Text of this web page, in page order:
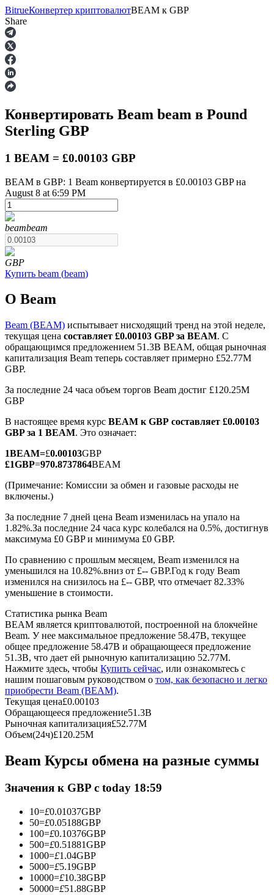
Фьючерсы
USDT-фьючерсы
обеспечения
Фьючерсы на COIN-M
Деривативы на акции, форекс, драгоценные металлы и
сырьевые товары
USDC фьючерсы
Фьючерсы с использованием USDC в качестве
Копирование торговли
Станьте копи-трейдером
BitrueКонвертер криптовалютBEAM к GBP
Share
Конвертировать Beam beam в Pound
Sterling GBP
1 BEAM = £0.00103 GBP
BEAM в GBP: 1 Beam конвертируется в £0.00103 GBP на
August 8 at 6:59 PM
beambeam
GBP
Купить beam (beam)
О Beam
Beam (BEAM) испытывает нисходящий тренд на этой неделе,
текущая цена составляет £0.00103 GBP за BEAM. С
обращающимся предложением 51.3B BEAM, общая рыночная
капитализация Beam теперь составляет примерно £52.77M
GBP.
За последние 24 часа объем торгов Beam достиг £120.25M
GBP
В настоящее время курс BEAM к GBP составляет £0.00103
GBP за 1 BEAM. Это означает:
1BEAM=£0.00103GBP
£1GBP=970.8737864BEAM
(Примечание: Комиссии за обмен и газовые расходы не
включены.)
За последние 7 дней цена Beam изменилась на упало на
1.82%.За последние 24 часа курс колебался на 0.5%, достигнув
максимума £0 GBP и минимума £0 GBP.
По сравнению с прошлым месяцем, Beam изменился на
уменьшился на 10.82%.вниз от £-- GBP.Год к году Beam
изменился на снизилось на £-- GBP, что отмечает 82.33%
уменьшение в стоимости.
Статистика рынка Beam
BEAM является криптовалютой, построенной на блокчейне
Beam. У нее максимальное предложение 58.47B, текущее
общее предложение 58.47B и обращающееся предложение
51.3B, что дает ей рыночную капитализацию 52.77M.
Нажмите здесь, чтобы Купить сейчас, или ознакомьтесь с
нашим пошаговым руководством о том, как безопасно и легко
приобрести Beam (BEAM).
Текущая цена£0.00103
Обращающееся предложение51.3B
Рыночная капитализация£52.77M
Объем(24ч)£120.25M
Beam Курсы обмена на разные суммы
Значения к GBP с today 18:59
10=£0.01037GBP
50=£0.05188GBP
100=£0.10376GBP
500=£0.51881GBP
1000=£1.04GBP
5000=£5.19GBP
10000=£10.38GBP
50000=£51.88GBP